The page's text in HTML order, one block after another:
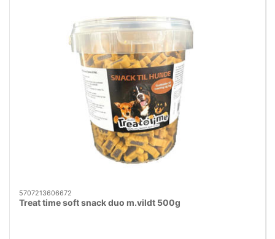
5707213606672
Treat time soft snack duo m.vildt 500g